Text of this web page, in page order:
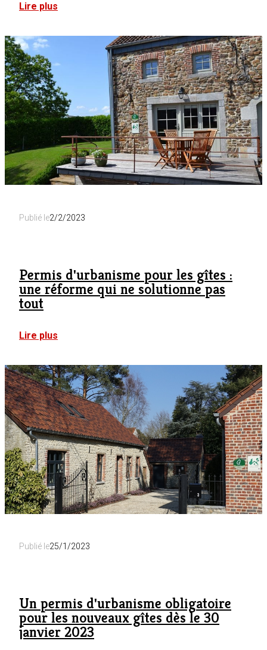
Lire plus
Réglementation
Fiscale
Ce
que
vous
devez
savoir
Publié le2/2/2023
Permis d'urbanisme pour les gîtes :
une réforme qui ne solutionne pas
tout
Lire plus
pour
les
gîtes
:
une
réforme
qui
ne
solutionne
pas
tout
Publié le25/1/2023
Un permis d'urbanisme obligatoire
pour les nouveaux gîtes dès le 30
janvier 2023